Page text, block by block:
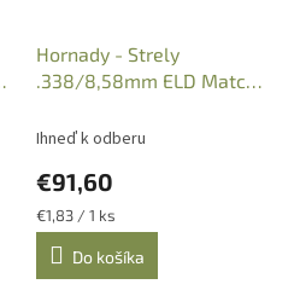
Hornady - Strely
.338/8,58mm ELD Match,
33381
Ihneď k odberu
€91,60
Jednotková
cena:
€1,83 / 1 ks
Do košíka